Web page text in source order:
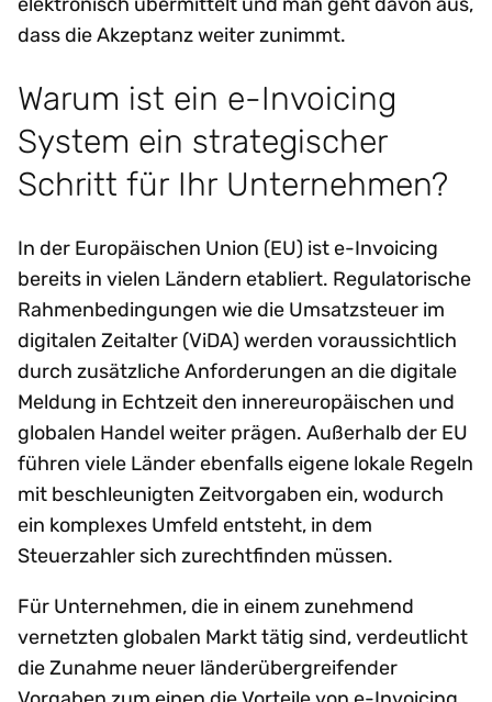
dass die Akzeptanz weiter zunimmt.
Warum ist ein e-Invoicing
System ein strategischer
Schritt für Ihr Unternehmen?
In der Europäischen Union (EU) ist e-Invoicing
bereits in vielen Ländern etabliert. Regulatorische
Rahmenbedingungen wie die Umsatzsteuer im
digitalen Zeitalter (ViDA) werden voraussichtlich
durch zusätzliche Anforderungen an die digitale
Meldung in Echtzeit den innereuropäischen und
globalen Handel weiter prägen. Außerhalb der EU
führen viele Länder ebenfalls eigene lokale Regeln
mit beschleunigten Zeitvorgaben ein, wodurch
ein komplexes Umfeld entsteht, in dem
Steuerzahler sich zurechtfinden müssen.
Für Unternehmen, die in einem zunehmend
vernetzten globalen Markt tätig sind, verdeutlicht
die Zunahme neuer länderübergreifender